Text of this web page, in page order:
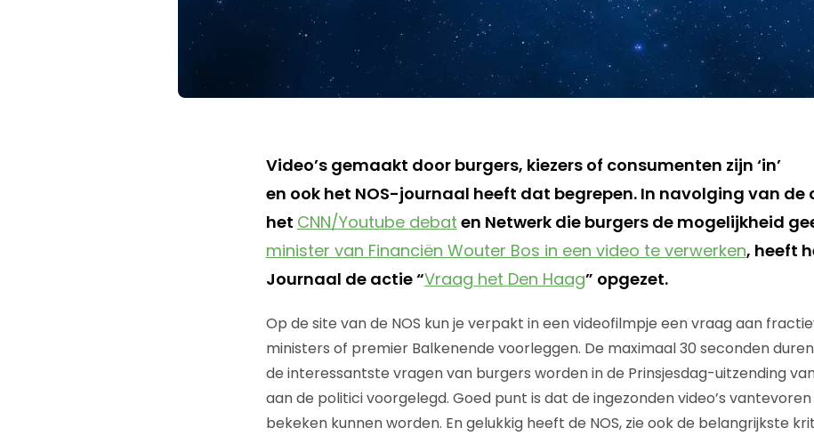
Video’s gemaakt door burgers, kiezers of consumenten zijn ‘in’
en ook het NOS-journaal heeft dat begrepen. In navolging van de
het CNN/Youtube debat en Netwerk die burgers de mogelijkheid
minister van Financiën Wouter Bos in een video te verwerken, heeft
Journaal de actie “Vraag het Den Haag” opgezet.
Op de site van de NOS kun je verpakt in een videofilmpje een vraag aan
ministers of premier Balkenende voorleggen. De maximaal 30 seconden
de interessantste vragen van burgers worden in de Prinsjesdag-uitzending
aan de politici voorgelegd. Goed punt is dat de ingezonden video’s
bekeken kunnen worden. En gelukkig heeft de NOS, zie ook de belangrijkste